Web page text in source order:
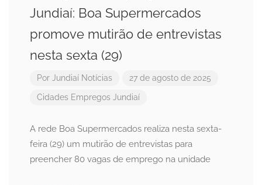
Jundiaí: Boa Supermercados
promove mutirão de entrevistas
nesta sexta (29)
Por Jundiaí Notícias 27 de agosto de 2025
Cidades Empregos Jundiaí
A rede Boa Supermercados realiza nesta sexta-
feira (29) um mutirão de entrevistas para
preencher 80 vagas de emprego na unidade